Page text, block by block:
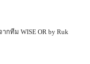
ทีม WISE OR by Ruk